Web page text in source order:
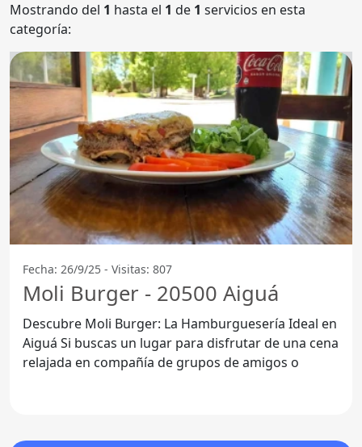
Mostrando del 1 hasta el 1 de 1 servicios en esta
categoría:
Fecha: 26/9/25 - Visitas: 807
Moli Burger - 20500 Aiguá
Descubre Moli Burger: La Hamburguesería Ideal en
Aiguá Si buscas un lugar para disfrutar de una cena
relajada en compañía de grupos de amigos o